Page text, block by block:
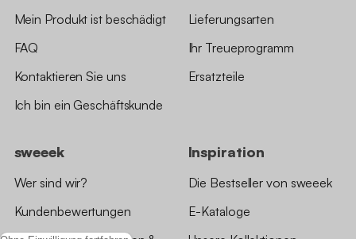
Mein Produkt ist beschädigt
FAQ
Kontaktieren Sie uns
Ich bin ein Geschäftskunde
Lieferungsarten
Ihr Treueprogramm
Ersatzteile
sweeek
Wer sind wir?
Kundenbewertungen
Inspiration
Die Bestseller von sweeek
E-Kataloge